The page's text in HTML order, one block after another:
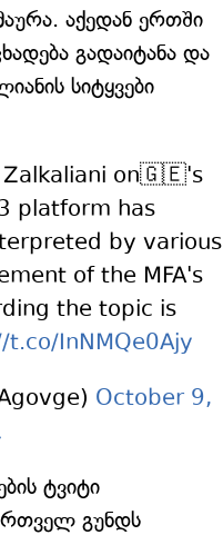
აქედან ერთში
გადაიტანა და
სიტყვები
Zalkaliani on🇬🇪's
platform has
by various
of the MFA's
the topic is
t.co/InNMQe0Ajy
October 9,
ტვიტი
გუნდს